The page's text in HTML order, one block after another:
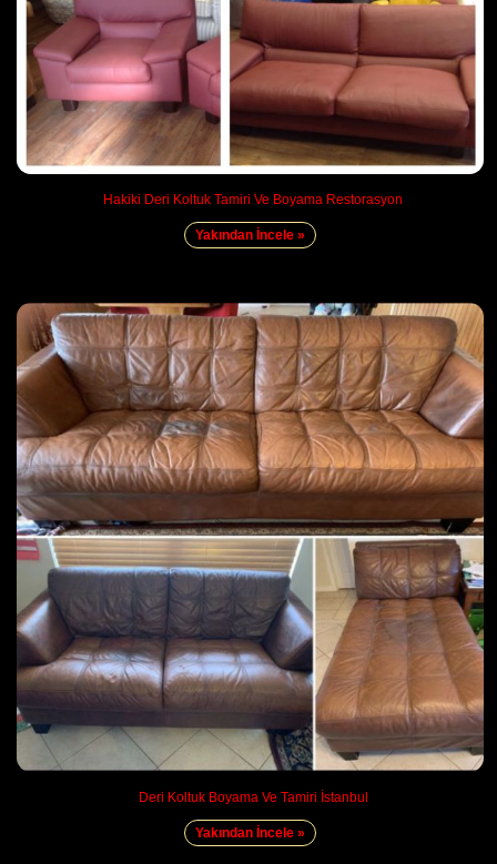
Hakiki Deri Koltuk Tamiri Ve Boyama Restorasyon
Yakından İncele »
Deri Koltuk Boyama Ve Tamiri İstanbul
Yakından İncele »